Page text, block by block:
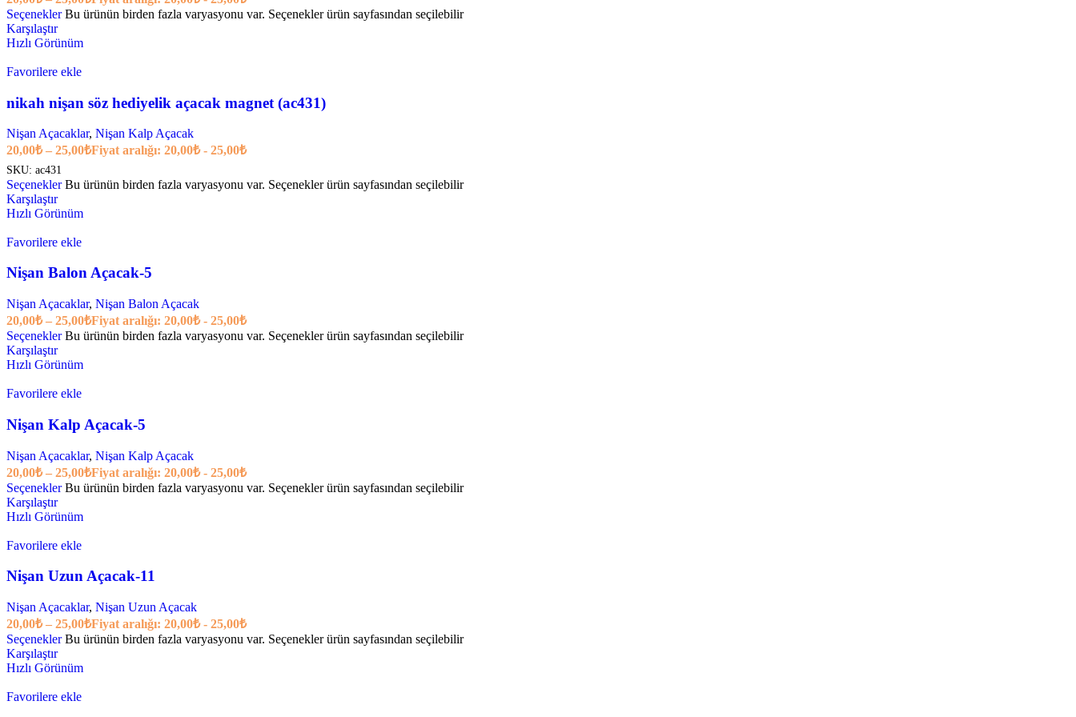
Seçenekler Bu ürünün birden fazla varyasyonu var. Seçenekler ürün sayfasından seçilebilir
Karşılaştır
Hızlı Görünüm
Favorilere ekle
nikah nişan söz hediyelik açacak magnet (ac431)
Nişan Açacaklar, Nişan Kalp Açacak
20,00₺ – 25,00₺Fiyat aralığı: 20,00₺ - 25,00₺
SKU: ac431
Seçenekler Bu ürünün birden fazla varyasyonu var. Seçenekler ürün sayfasından seçilebilir
Karşılaştır
Hızlı Görünüm
Favorilere ekle
Nişan Balon Açacak-5
Nişan Açacaklar, Nişan Balon Açacak
20,00₺ – 25,00₺Fiyat aralığı: 20,00₺ - 25,00₺
Seçenekler Bu ürünün birden fazla varyasyonu var. Seçenekler ürün sayfasından seçilebilir
Karşılaştır
Hızlı Görünüm
Favorilere ekle
Nişan Kalp Açacak-5
Nişan Açacaklar, Nişan Kalp Açacak
20,00₺ – 25,00₺Fiyat aralığı: 20,00₺ - 25,00₺
Seçenekler Bu ürünün birden fazla varyasyonu var. Seçenekler ürün sayfasından seçilebilir
Karşılaştır
Hızlı Görünüm
Favorilere ekle
Nişan Uzun Açacak-11
Nişan Açacaklar, Nişan Uzun Açacak
20,00₺ – 25,00₺Fiyat aralığı: 20,00₺ - 25,00₺
Seçenekler Bu ürünün birden fazla varyasyonu var. Seçenekler ürün sayfasından seçilebilir
Karşılaştır
Hızlı Görünüm
Favorilere ekle